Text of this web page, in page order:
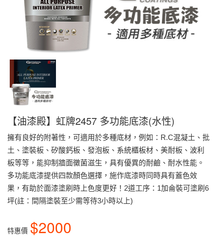
【油漆殿】虹牌2457 多功能底漆(水性)
擁有良好的附著性，可適用於多種底材，例如：R.C混凝土、批
土、塗裝板、矽酸鈣板、發泡板、系統櫃板材、美耐板、波利
板等等，能抑制牆面黴菌滋生，具有優異的耐鹼、耐水性能。
多功能底漆提供四款顏色選擇，施作底漆時同時具有蓋色效
果，有助於面漆塗刷時上色度更好！2道工序：1加侖裝可塗刷6
坪(註：間隔塗裝至少需等待3小時以上)
特惠價 $2000